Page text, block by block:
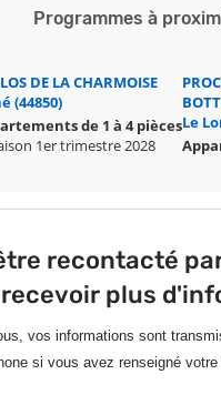
Programmes à
DE LA CHARMOISE
(44850)
de 1 à 4 pièces
1er trimestre 2028
Le
recontacté par
plus
vos informations sont
si vous avez renseigné